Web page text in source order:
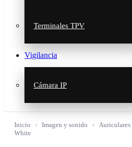
Terminales TPV
Vigilancia
Cámara IP
Inicio Imagen y sonido Auriculares
White